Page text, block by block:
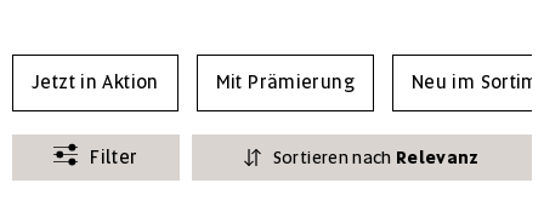
Jetzt in Aktion Mit Prämierung Neu im
Filter Sortieren nach Relevanz